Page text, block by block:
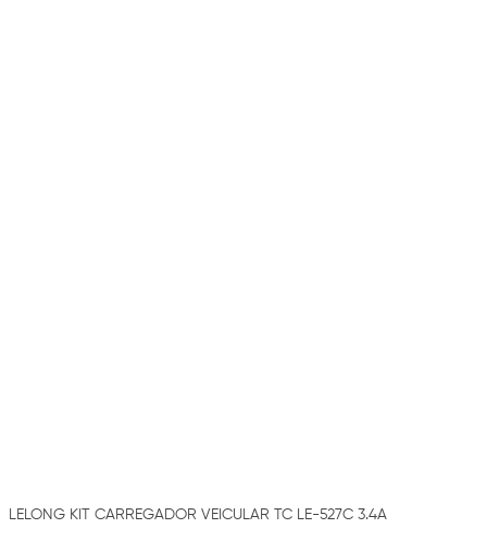
LELONG KIT CARREGADOR VEICULAR TC LE-527C 3.4A